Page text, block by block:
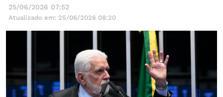
25/06/2026 07:52
Atualizado em: 25/06/2026 08:20